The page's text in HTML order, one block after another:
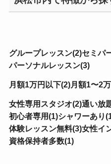
グループレッスン(2)セミパ
パーソナルレッスン(3)
月額1万円以下(2)月額1〜2
女性専用スタジオ(2)通い放
初心者専用(1)シャワーあり
体験レッスン無料(3)女性イ
資格保持者多数(1)